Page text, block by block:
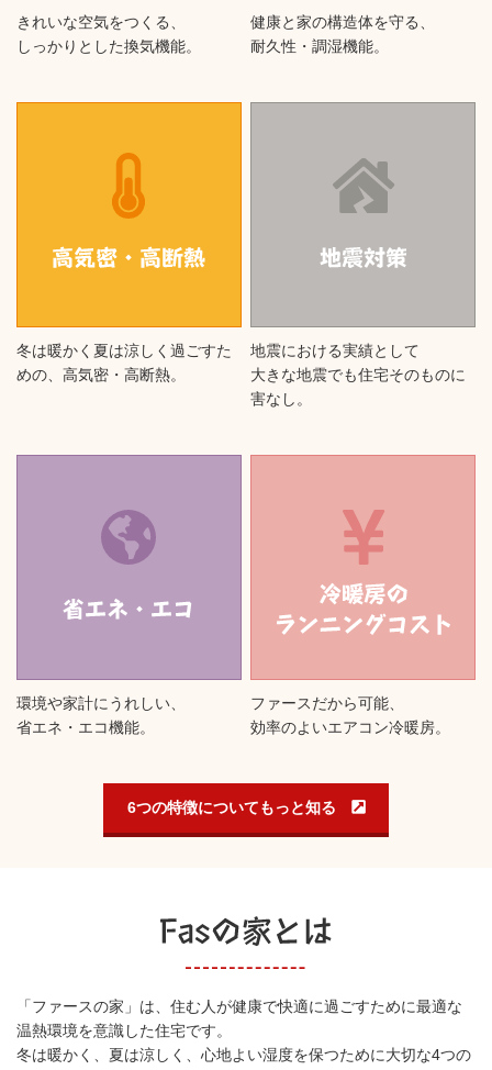
きれいな空気をつくる、
しっかりとした換気機能。
健康と家の構造体を守る、
耐久性・調湿機能。
冬は暖かく夏は涼しく過ごすた
めの、高気密・高断熱。
地震における実績として
大きな地震でも住宅そのものに
害なし。
環境や家計にうれしい、
省エネ・エコ機能。
ファースだから可能、
効率のよいエアコン冷暖房。
6つの特徴についてもっと知る
「ファースの家」は、住む人が健康で快適に過ごすために最適な
温熱環境を意識した住宅です。
冬は暖かく、夏は涼しく、心地よい湿度を保つために大切な4つの